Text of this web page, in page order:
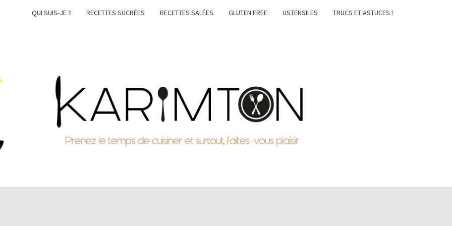
QUI SUIS-JE ? RECETTES SUCRÉES RECETTES SALÉES GLUTEN FREE USTENSILES TRUCS ET ASTUCES !
KARIMTON
Prenez
Le
Temps
De
Faites-